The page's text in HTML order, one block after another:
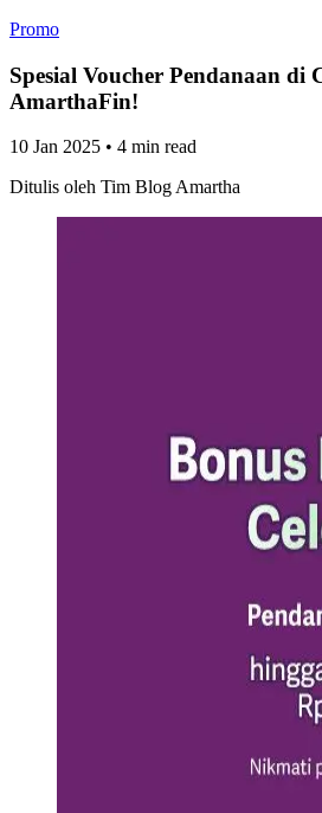
Promo
Spesial Voucher Pendanaan di
AmarthaFin!
10 Jan 2025 • 4 min read
Ditulis oleh Tim Blog Amartha